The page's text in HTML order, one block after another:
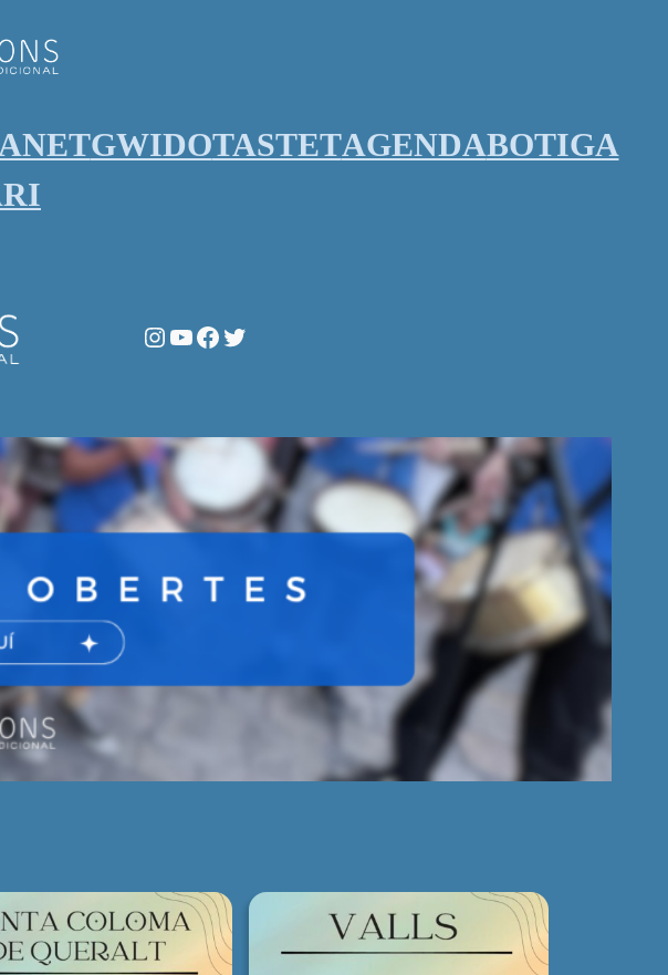
GWIDOTASTETAGENDABOTIGA
Instagram
YouTube
Facebook
Twitter